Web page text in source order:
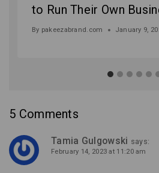
to Run Their Own
By pakeezabrand.com January 9,
5 Comments
Tamia Gulgowski says:
February 14, 2023 at 11:20 am